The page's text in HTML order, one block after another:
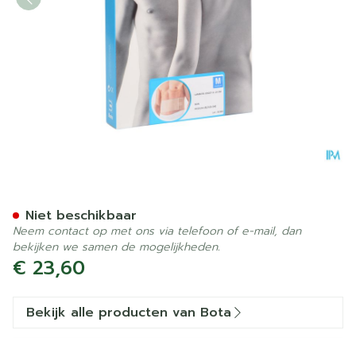
€ 23,60
Niet beschikbaar
Neem contact op met ons via telefoon of e-mail, dan
bekijken we samen de mogelijkheden.
Bekijk alle producten van Bota